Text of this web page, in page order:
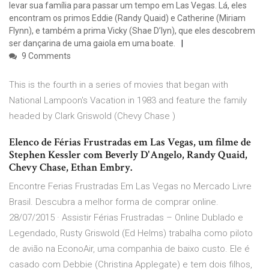
levar sua família para passar um tempo em Las Vegas. Lá, eles
encontram os primos Eddie (Randy Quaid) e Catherine (Miriam
Flynn), e também a prima Vicky (Shae D’lyn), que eles descobrem
ser dançarina de uma gaiola em uma boate.
9 Comments
This is the fourth in a series of movies that began with
National Lampoon's Vacation in 1983 and feature the family
headed by Clark Griswold (Chevy Chase )
Elenco de Férias Frustradas em Las Vegas, um filme de
Stephen Kessler com Beverly D'Angelo, Randy Quaid,
Chevy Chase, Ethan Embry.
Encontre Ferias Frustradas Em Las Vegas no Mercado Livre
Brasil. Descubra a melhor forma de comprar online.
28/07/2015 · Assistir Férias Frustradas – Online Dublado e
Legendado, Rusty Griswold (Ed Helms) trabalha como piloto
de avião na EconoAir, uma companhia de baixo custo. Ele é
casado com Debbie (Christina Applegate) e tem dois filhos,